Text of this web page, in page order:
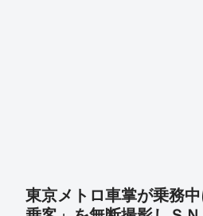
東京メトロ車掌が乗務